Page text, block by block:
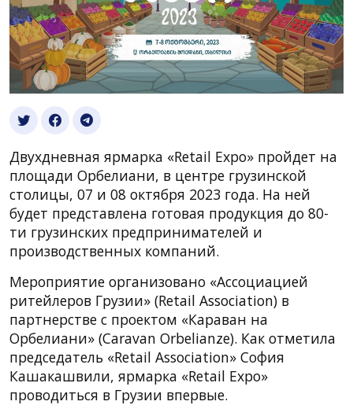
Двухдневная ярмарка «Retail Expo» пройдет на
площади Орбелиани, в центре грузинской
столицы, 07 и 08 октября 2023 года. На ней
будет представлена готовая продукция до 80-
ти грузинских предпринимателей и
производственных компаний.
Мероприятие организовано «Ассоциацией
ритейлеров Грузии» (Retail Association) в
партнерстве с проектом «Караван на
Орбелиани» (Caravan Orbelianze). Как отметила
председатель «Retail Association» София
Кашакашвили, ярмарка «Retail Expo»
проводиться в Грузии впервые.